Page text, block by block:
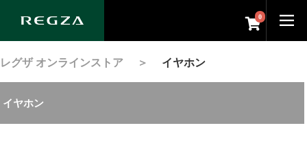
0
レグザ オンラインストア ＞ イヤホン
イヤホン